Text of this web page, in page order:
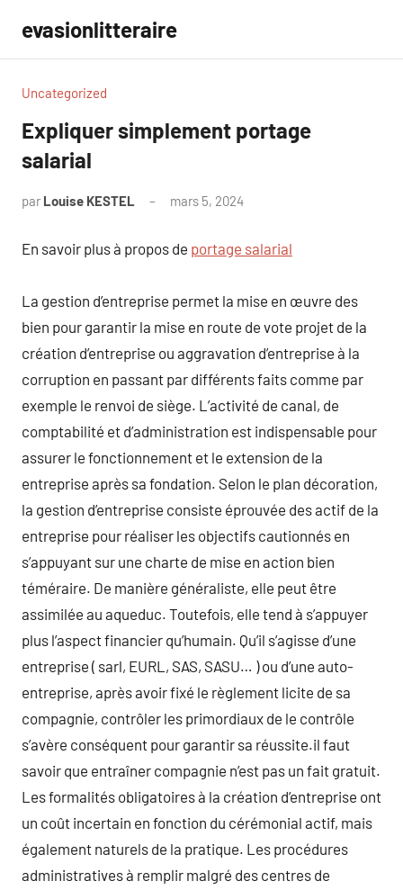
contenu
evasionlitteraire
Uncategorized
Expliquer simplement portage
salarial
par Louise KESTEL mars 5, 2024
En savoir plus à propos de portage salarial
La gestion d’entreprise permet la mise en œuvre des
bien pour garantir la mise en route de vote projet de la
création d’entreprise ou aggravation d’entreprise à la
corruption en passant par différents faits comme par
exemple le renvoi de siège. L’activité de canal, de
comptabilité et d’administration est indispensable pour
assurer le fonctionnement et le extension de la
entreprise après sa fondation. Selon le plan décoration,
la gestion d’entreprise consiste éprouvée des actif de la
entreprise pour réaliser les objectifs cautionnés en
s’appuyant sur une charte de mise en action bien
téméraire. De manière généraliste, elle peut être
assimilée au aqueduc. Toutefois, elle tend à s’appuyer
plus l’aspect financier qu’humain. Qu’il s’agisse d’une
entreprise ( sarl, EURL, SAS, SASU… ) ou d’une auto-
entreprise, après avoir fixé le règlement licite de sa
compagnie, contrôler les primordiaux de le contrôle
s’avère conséquent pour garantir sa réussite.il faut
savoir que entraîner compagnie n’est pas un fait gratuit.
Les formalités obligatoires à la création d’entreprise ont
un coût incertain en fonction du cérémonial actif, mais
également naturels de la pratique. Les procédures
administratives à remplir malgré des centres de